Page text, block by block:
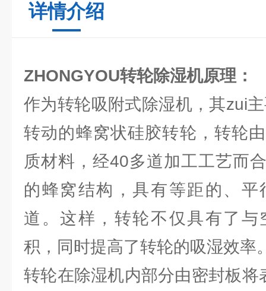
详情介绍
ZHONGYOU转轮除湿机原理：
作为转轮吸附式除湿机，其zui
转动的蜂窝状硅胶转轮，转轮
质材料，经40多道加工工艺而
的蜂窝结构，具有等距的、
道。这样，转轮不仅具有了
积，同时提高了转轮的吸湿效率
转轮在除湿机内部分由密封板